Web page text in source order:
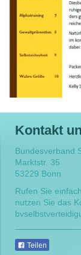
Kontakt
Bundesverband
Marktstr. 35
53229 Bonn
Rufen Sie
nutzen Sie das
Teilen